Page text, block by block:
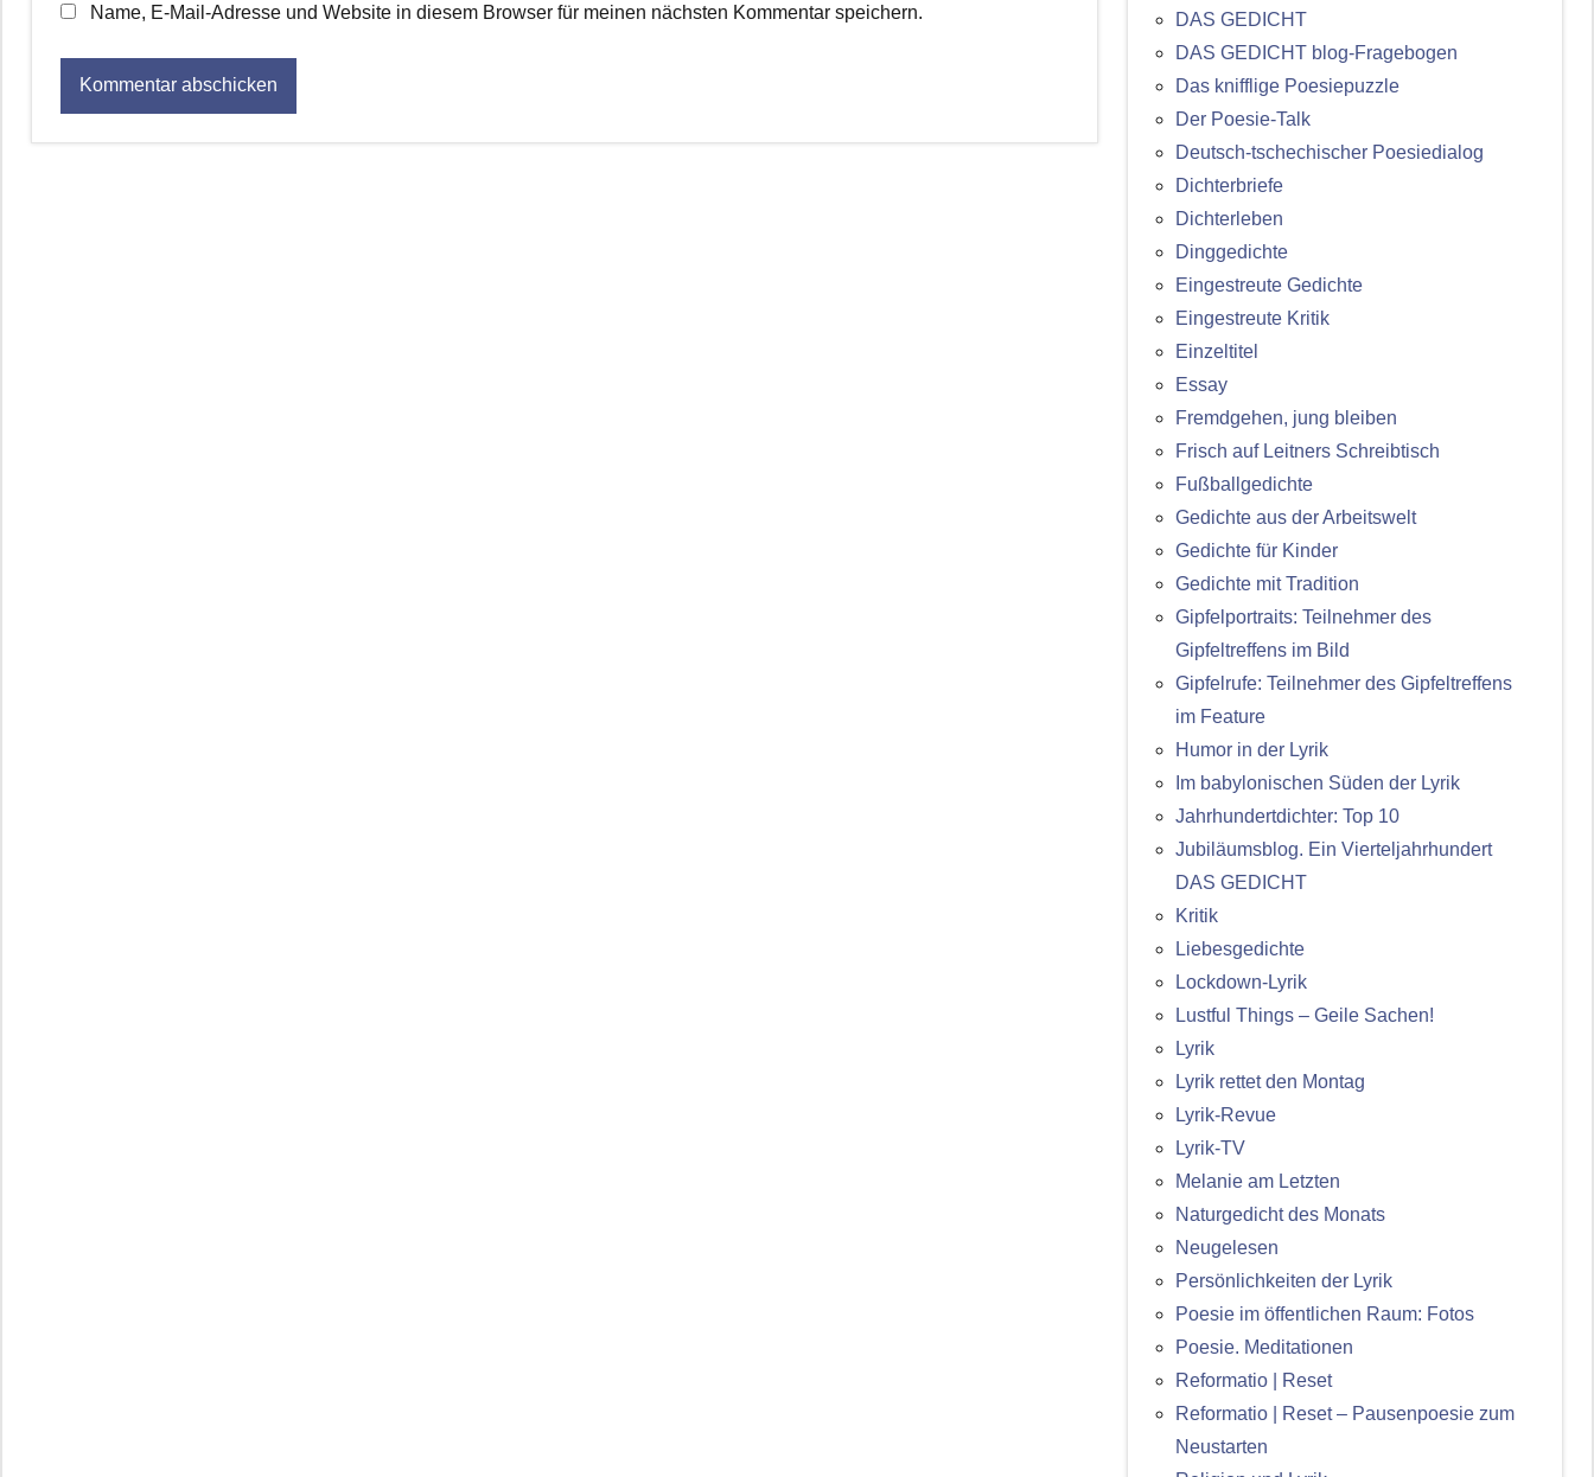
Name, E-Mail-Adresse und Website in diesem Browser für meinen nächsten Kommentar speichern.
DAS GEDICHT
DAS GEDICHT blog-Fragebogen
Das knifflige Poesiepuzzle
Der Poesie-Talk
Deutsch-tschechischer Poesiedialog
Dichterbriefe
Dichterleben
Dinggedichte
Eingestreute Gedichte
Eingestreute Kritik
Einzeltitel
Essay
Fremdgehen, jung bleiben
Frisch auf Leitners Schreibtisch
Fußballgedichte
Gedichte aus der Arbeitswelt
Gedichte für Kinder
Gedichte mit Tradition
Gipfelportraits: Teilnehmer des
Gipfeltreffens im Bild
Gipfelrufe: Teilnehmer des Gipfeltreffens
im Feature
Humor in der Lyrik
Im babylonischen Süden der Lyrik
Jahrhundertdichter: Top 10
Jubiläumsblog. Ein Vierteljahrhundert
DAS GEDICHT
Kritik
Liebesgedichte
Lockdown-Lyrik
Lustful Things – Geile Sachen!
Lyrik
Lyrik rettet den Montag
Lyrik-Revue
Lyrik-TV
Melanie am Letzten
Naturgedicht des Monats
Neugelesen
Persönlichkeiten der Lyrik
Poesie im öffentlichen Raum: Fotos
Poesie. Meditationen
Reformatio | Reset
Reformatio | Reset – Pausenpoesie zum
Neustarten